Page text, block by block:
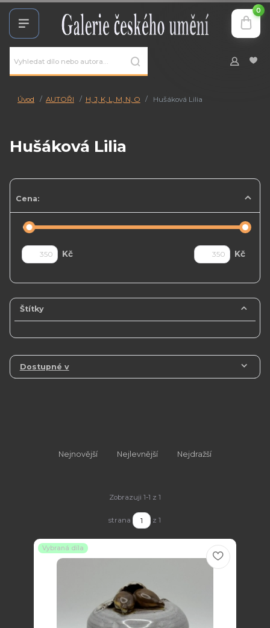
0
Úvod AUTOŘI H, J, K, L, M, N, O Hušáková Lilia
Hušáková Lilia
Cena:
Kč Kč
Štítky
Dostupné v
Nejnovější Nejlevnější Nejdražší
Zobrazuji 1-1 z 1
strana z 1
Vybraná díla